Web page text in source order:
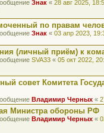
Знак « 28 авг 2025,
по правам
Знак « 03 апр 2023,
(личный приём) к
SVA33 « 05 окт 2022,
совет Комитета
Владимир Черных «
Министра обороны РФ
Владимир Черных «